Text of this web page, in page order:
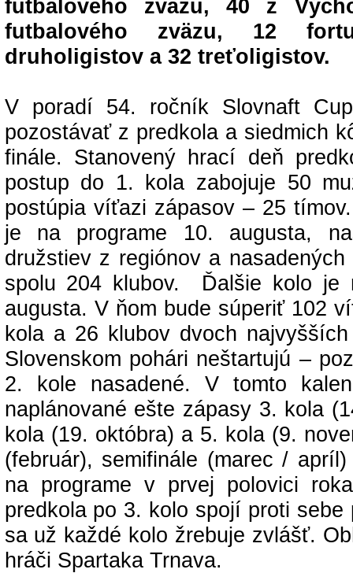
futbalového zväzu, 40 z
futbalového zväzu, 12
druholigistov a 32 treťoligistov.
V poradí 54. ročník Slovnaft
pozostávať z predkola a siedmich
finále. Stanovený hrací deň
postup do 1. kola zabojuje 50
postúpia víťazi zápasov – 25
je na programe 10. augusta,
družstiev z regiónov a
spolu 204 klubov. Ďalšie kolo je
augusta. V ňom bude súperiť 102
kola a 26 klubov dvoch
Slovenskom pohári neštartujú –
2. kole nasadené. V tomto
naplánované ešte zápasy 3. kola
kola (19. októbra) a 5. kola (9.
(február), semifinále (marec /
na programe v prvej polovici
predkola po 3. kolo spojí proti sebe
sa už každé kolo žrebuje zvlášť.
hráči Spartaka Trnava.